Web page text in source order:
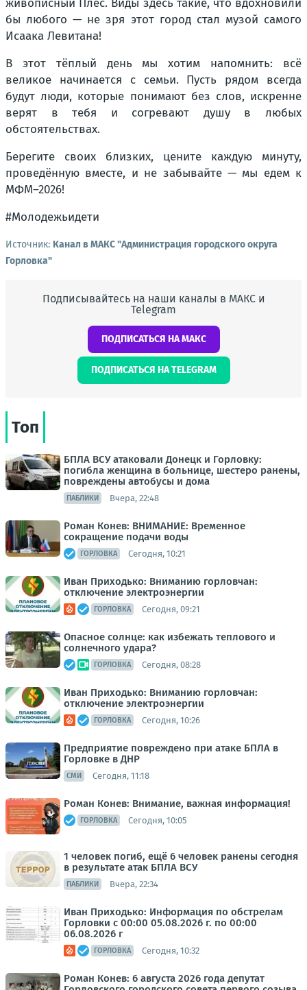
живописный Плёс. Виды здесь такие, что вдохновили
бы любого — не зря этот город стал музой самого
Исаака Левитана!
В этот тёплый день мы хотим напомнить: всё
великое начинается с семьи. Пусть рядом всегда
будут люди, которые понимают без слов, искренне
верят в тебя и согревают душу в любых
обстоятельствах.
Берегите своих близких, цените каждую минуту,
проведённую вместе, и не забывайте — мы едем к
МФМ–2026!
#Молодежьидети
Источник: Канал в МАКС "Администрация городского округа
Горловка"
Подписывайтесь на наши каналы в МАКС и
Telegram
ПОДПИСАТЬСЯ НА МАКС
ПОДПИСАТЬСЯ НА TELEGRAM
Топ
БПЛА ВСУ атаковали Донецк и Горловку:
погибла женщина в больнице, шестеро ранены,
повреждены автобусы и дома
ПАБЛИКИ Вчера, 22:48
Роман Конев: ВНИМАНИЕ: Временное
сокращение подачи воды
ГОРЛОВКА Сегодня, 10:21
Иван Приходько: Вниманию горловчан:
отключение электроэнергии
ГОРЛОВКА Сегодня, 09:21
Опасное солнце: как избежать теплового и
солнечного удара?
ГОРЛОВКА Сегодня, 08:28
Иван Приходько: Вниманию горловчан:
отключение электроэнергии
ГОРЛОВКА Сегодня, 10:26
Предприятие повреждено при атаке БПЛА в
Горловке в ДНР
СМИ Сегодня, 11:18
Роман Конев: Внимание, важная информация!
ГОРЛОВКА Сегодня, 10:05
1 человек погиб, ещё 6 человек ранены сегодня
в результате атак БПЛА ВСУ
ПАБЛИКИ Вчера, 22:34
Иван Приходько: Информация по обстрелам
Горловки с 00:00 05.08.2026 г. по 00:00
06.08.2026 г
ГОРЛОВКА Сегодня, 10:32
Роман Конев: 6 августа 2026 года депутат